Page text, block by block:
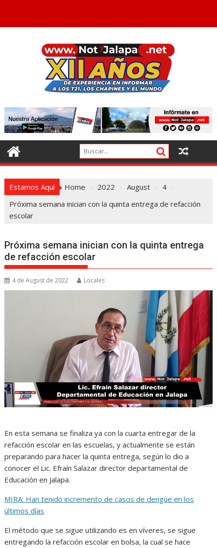
Estamos Aquí Home 2022 August
4
Próxima semana inician con la quinta entrega de refacción
escolar
Próxima semana inician con la quinta entrega
de refacción escolar
4 de August de 2022 Locales
En esta semana se finaliza ya con la cuarta entregar de la
refacción escolar en las escuelas, y actualmente se están
preparando para hacer la quinta entrega, según lo dio a
conocer el Lic. Efraín Salazar director departamental de
Educación en Jalapa.
MIRA: Han tenido incremento de casos de dengue en los
últimos días
El método que se sigue utilizando es en víveres, se sigue
entregando la refacción escolar en bolsa, la cual se hace